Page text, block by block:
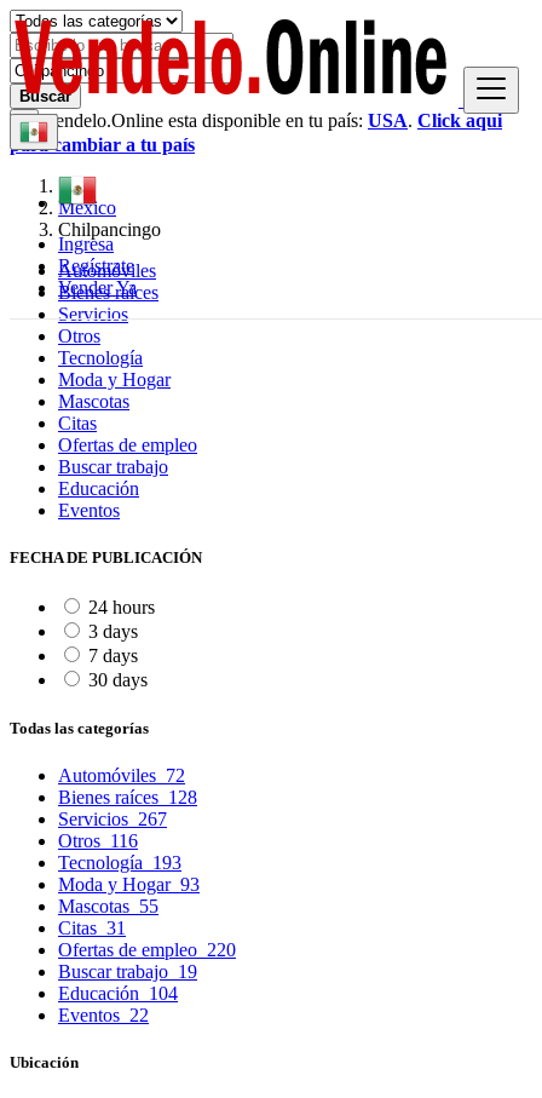
Ingresa
Regístrate
Vender Ya
Buscar
× Vendelo.Online esta disponible en tu país: USA. Click aqui
para cambiar a tu país
México
Chilpancingo
Automóviles
Bienes raíces
Servicios
Otros
Tecnología
Moda y Hogar
Mascotas
Citas
Ofertas de empleo
Buscar trabajo
Educación
Eventos
FECHA DE PUBLICACIÓN
24 hours
3 days
7 days
30 days
Todas las categorías
Automóviles 72
Bienes raíces 128
Servicios 267
Otros 116
Tecnología 193
Moda y Hogar 93
Mascotas 55
Citas 31
Ofertas de empleo 220
Buscar trabajo 19
Educación 104
Eventos 22
Ubicación